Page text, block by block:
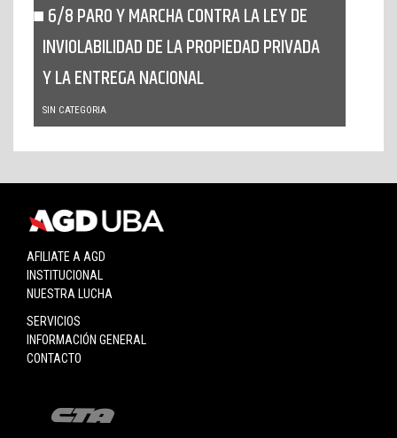
6/8 PARO Y MARCHA CONTRA LA LEY DE
INVIOLABILIDAD DE LA PROPIEDAD PRIVADA
Y LA ENTREGA NACIONAL
SIN CATEGORIA
AFILIATE A AGD
INSTITUCIONAL
NUESTRA LUCHA
SERVICIOS
INFORMACIÓN GENERAL
CONTACTO